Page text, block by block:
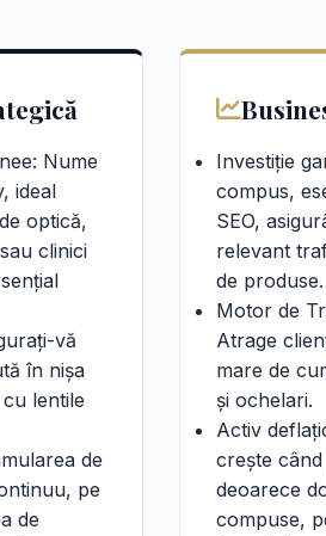
Nume
ideal
optică,
clinici
vă
în nișa
lentile
de
pe
de
Investiție
compus,
SEO,
relevant
de produse.
Motor de
Atrage
mare de
și ochelari.
Activ
crește
deoarece
compuse,